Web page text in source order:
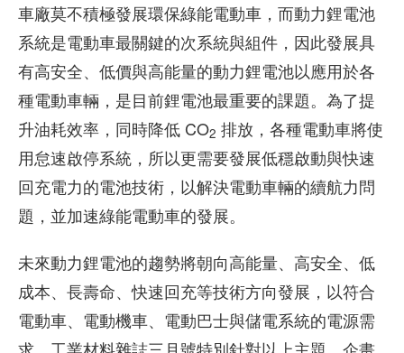
車廠莫不積極發展環保綠能電動車，而動力鋰電池
系統是電動車最關鍵的次系統與組件，因此發展具
有高安全、低價與高能量的動力鋰電池以應用於各
種電動車輛，是目前鋰電池最重要的課題。為了提
升油耗效率，同時降低 CO2 排放，各種電動車將使
用怠速啟停系統，所以更需要發展低穩啟動與快速
回充電力的電池技術，以解決電動車輛的續航力問
題，並加速綠能電動車的發展。
未來動力鋰電池的趨勢將朝向高能量、高安全、低
成本、長壽命、快速回充等技術方向發展，以符合
電動車、電動機車、電動巴士與儲電系統的電源需